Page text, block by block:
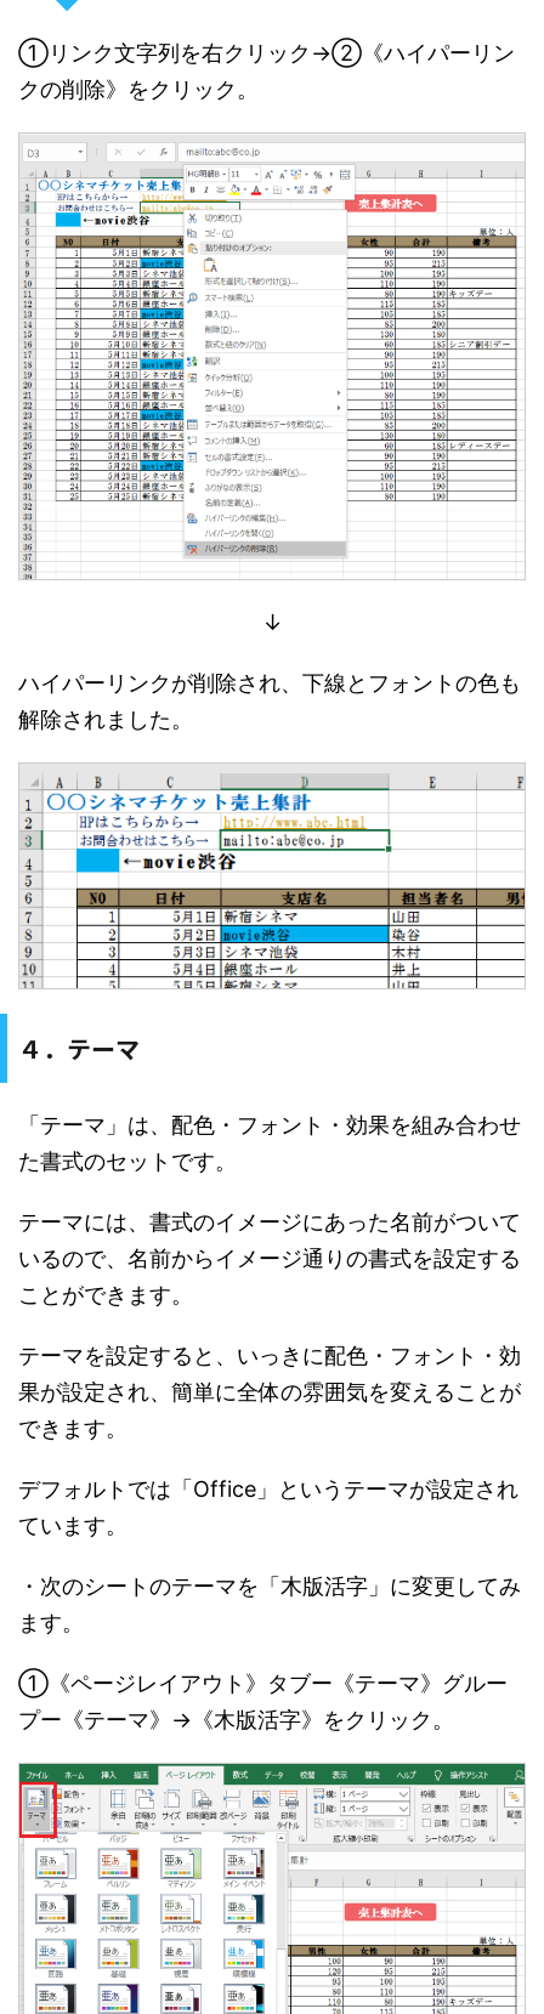
①リンク文字列を右クリック→②《ハイパーリン
クの削除》をクリック。
↓
ハイパーリンクが削除され、下線とフォントの色も
解除されました。
４．テーマ
「テーマ」は、配色・フォント・効果を組み合わせ
た書式のセットです。
テーマには、書式のイメージにあった名前がついて
いるので、名前からイメージ通りの書式を設定する
ことができます。
テーマを設定すると、いっきに配色・フォント・効
果が設定され、簡単に全体の雰囲気を変えることが
できます。
デフォルトでは「Office」というテーマが設定され
ています。
・次のシートのテーマを「木版活字」に変更してみ
ます。
①《ページレイアウト》タブー《テーマ》グルー
プー《テーマ》→《木版活字》をクリック。